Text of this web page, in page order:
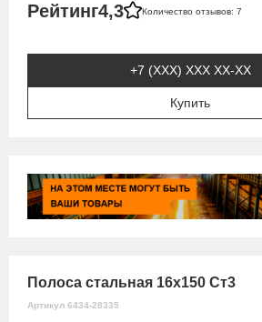
Рейтинг4,3 Количество отзывов: 7
+7 (XXX) ХХХ ХХ-ХХ
Купить
Полоса стальная 16х150 Ст3
Артикул 6434-28335